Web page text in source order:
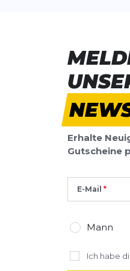
Erhalte
Gutscheine
E-Mail
Mann
Ich habe